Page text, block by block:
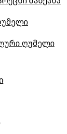
ღუმელი